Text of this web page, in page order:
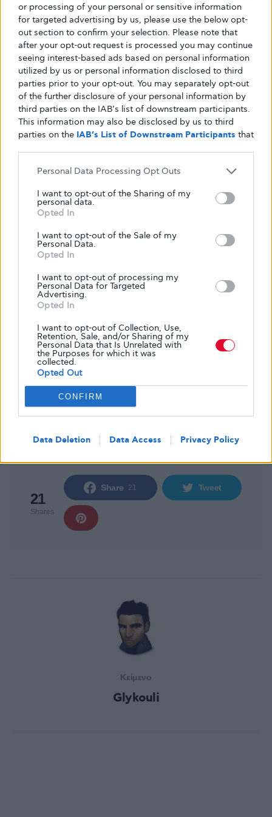
or processing of your personal or sensitive information
for targeted advertising by us, please use the below opt-
out section to confirm your selection. Please note that
after your opt-out request is processed you may continue
seeing interest-based ads based on personal information
utilized by us or personal information disclosed to third
parties prior to your opt-out. You may separately opt-out
of the further disclosure of your personal information by
third parties on the IAB’s list of downstream participants.
This information may also be disclosed by us to third
parties on the IAB’s List of Downstream Participants that
Personal Data Processing Opt Outs
I want to opt-out of the Sharing of my
personal data.
Opted In
I want to opt-out of the Sale of my
Personal Data.
Opted In
I want to opt-out of processing my
Personal Data for Targeted
Advertising.
Opted In
I want to opt-out of Collection, Use,
Retention, Sale, and/or Sharing of my
Personal Data that Is Unrelated with
the Purposes for which it was
collected.
Opted Out
CONFIRM
Data Deletion Data Access Privacy Policy
περιπτώσεις εκείνες όπου η διαφορετική
διευθέτηση του τρόπου οργάνωσης της
εργασίας (όπως με την παροχή εξ αποστάσεως
εργασίας) δεν είναι εφικτή. Κατά συνέπεια,
ενδεχόμενη πρόσκληση του εργοδότη για
επιστροφή στην διά ζώσης εργασία δεν
κρίνεται καταχρηστική υπό τα νέα δεδομένα
(ερμηνεία Δ. Καπερδανάκη, απόφοιτου Νομικής
Πηγές:elodi.gr,ergasiaka-gr.net
diabetes glykouli glykouli.gr
glykouligr
health
HOME-zoi-me-to-diaviti
type 1 diabetes
Γλυκουλι
διαβήτη
διαβητης
Διαβητικοι
εοδυ εργαζόμενοι
ευπαθείς
κορωνοϊός
οργάνωση
περιβάλλον
Σακχαρώδης διαβήτης
υπουργείο
21
Shares
Share 21 Tweet
Κείμενο
Glykouli